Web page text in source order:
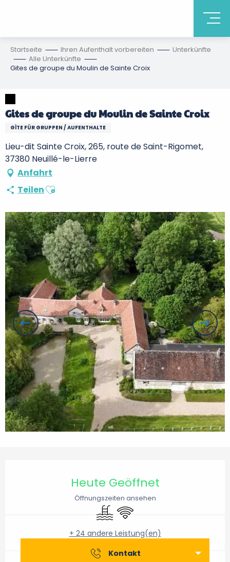
Startseite Ihren Aufenthalt vorbereiten
Unterkünfte
Alle Unterkünfte
Gites de groupe du Moulin de Sainte Croix
Gites de groupe du Moulin de Sainte Croix
GÎTE FÜR GRUPPEN / AUFENTHALTE
Lieu-dit Sainte Croix, 265, route de Saint-Rigomet,
37380 Neuillé-le-Lierre
Anfahrt
TeilenAjouter aux favoris
Heute Geöffnet
Öffnungszeiten ansehen
Schwimmbad
Wi-Fi
+ 24 andere Leistung(en)
Kontakt